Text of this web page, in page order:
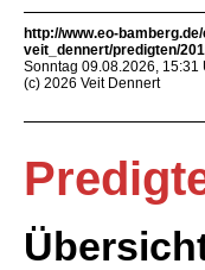
http://www.eo-
veit_dennert/predigten/
Sonntag 09.08.2026, 15:31
(c) 2026 Veit Dennert